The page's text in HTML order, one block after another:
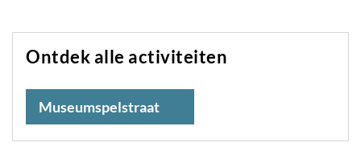
Museumspelstraat
Ontdek alle activiteiten